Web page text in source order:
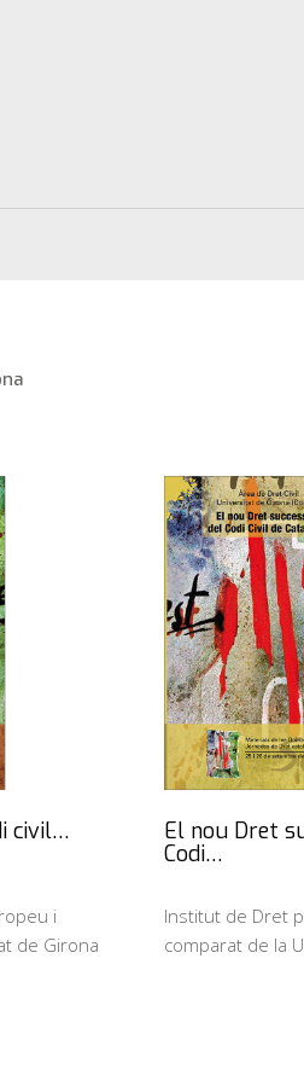
civil…
i
de Girona
El nou Dret
Codi…
Institut de Dret
comparat de la